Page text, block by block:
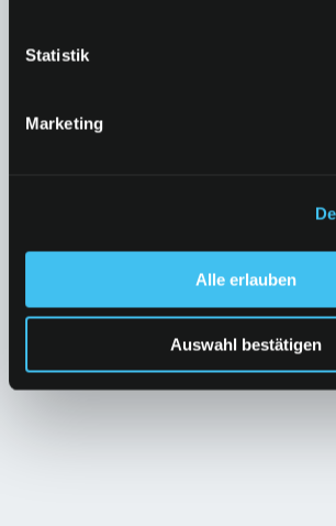
Statistik
Marketing
Alle erlauben
Auswahl bestätigen
und spare.